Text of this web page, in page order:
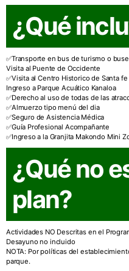
¿Qué
Transporte en bus de turismo o
Visita al Puente de Occidente
Visita al Centro Historico de Santa
Ingreso a Parque Acuático Kanaloa
Derecho al uso de todas de las
Almuerzo tipo menú del dia
Seguro de Asistencia Médica
Guía Profesional Acompañante
Ingreso a la Granjita Makondo Mini
¿Qué no
plan?
Actividades NO Descritas en el
Desayuno no incluido
NOTA: Por políticas del
parque.